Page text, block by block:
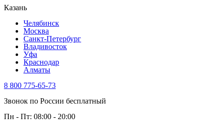
Казань
Челябинск
Москва
Санкт-Петербург
Владивосток
Уфа
Краснодар
Алматы
8 800 775-65-73
Звонок по России бесплатный
Пн - Пт: 08:00 - 20:00